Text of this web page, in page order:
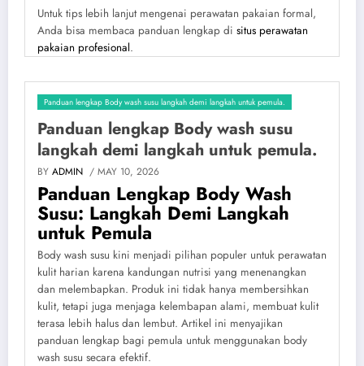
Untuk tips lebih lanjut mengenai perawatan pakaian formal,
Anda bisa membaca panduan lengkap di situs perawatan
pakaian profesional.
Panduan lengkap Body wash susu langkah demi langkah untuk pemula.
Panduan lengkap Body wash susu
langkah demi langkah untuk pemula.
BY ADMIN / MAY 10, 2026
Panduan Lengkap Body Wash
Susu: Langkah Demi Langkah
untuk Pemula
Body wash susu kini menjadi pilihan populer untuk perawatan
kulit harian karena kandungan nutrisi yang menenangkan
dan melembapkan. Produk ini tidak hanya membersihkan
kulit, tetapi juga menjaga kelembapan alami, membuat kulit
terasa lebih halus dan lembut. Artikel ini menyajikan
panduan lengkap bagi pemula untuk menggunakan body
wash susu secara efektif.